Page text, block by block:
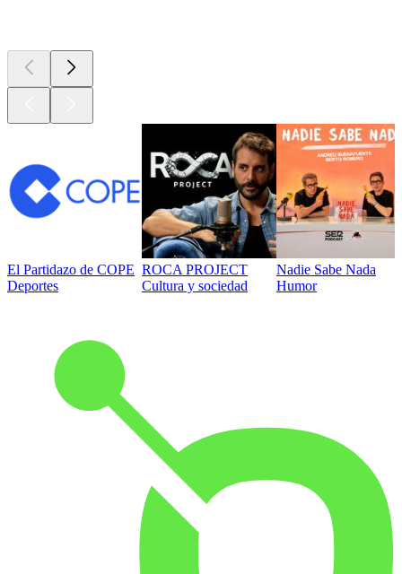
El Partidazo de COPE
Deportes
ROCA PROJECT
Cultura y sociedad
Nadie Sabe Nada
Humor